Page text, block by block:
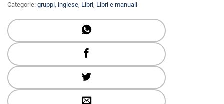
Categorie: gruppi inglese Libri Libri e manuali